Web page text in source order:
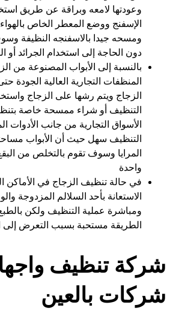
وعودتها لامعه وبراقة عن طريق
الإسفنج ووضع المعطر الخاص بالهواء
ومسحه جيدا بالاسفنجه النظيفة
دون الحاجة إلى استخدام الجرائد أو
بالنسبة إلى الأبواب المصنوعة من
المنظفات التجارية العالية الجودة
الزجاج ويتم رشها على الزجاج
التنظيف أو شراء ممسحة خاصة
الأسواق التجارية من جانب الأدوات
التنظيف سهل حيث أن الأبواب
المرايا وسوف تقوم بالتخلص من
واحدة
في حالة تنظيف الزجاج في الأماكن
الاستعانة بأحد السلالم المزدوجة
ومباشرة عملية التنظيف ولكن
الطريقة مستحبة بسبب التعرض إلى
شركة تنظيف
شركات بالعين